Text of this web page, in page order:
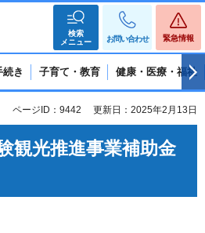
検索
メニュー
お問い合わせ 緊急情報
続き 子育て・教育 健康・医療・福祉
ページID：9442 更新日：2025年2月13日
観光推進事業補助金